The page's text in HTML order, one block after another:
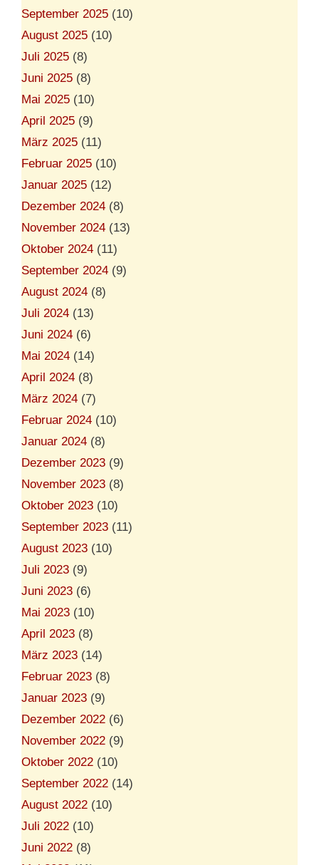
September 2025 (10)
August 2025 (10)
Juli 2025 (8)
Juni 2025 (8)
Mai 2025 (10)
April 2025 (9)
März 2025 (11)
Februar 2025 (10)
Januar 2025 (12)
Dezember 2024 (8)
November 2024 (13)
Oktober 2024 (11)
September 2024 (9)
August 2024 (8)
Juli 2024 (13)
Juni 2024 (6)
Mai 2024 (14)
April 2024 (8)
März 2024 (7)
Februar 2024 (10)
Januar 2024 (8)
Dezember 2023 (9)
November 2023 (8)
Oktober 2023 (10)
September 2023 (11)
August 2023 (10)
Juli 2023 (9)
Juni 2023 (6)
Mai 2023 (10)
April 2023 (8)
März 2023 (14)
Februar 2023 (8)
Januar 2023 (9)
Dezember 2022 (6)
November 2022 (9)
Oktober 2022 (10)
September 2022 (14)
August 2022 (10)
Juli 2022 (10)
Juni 2022 (8)